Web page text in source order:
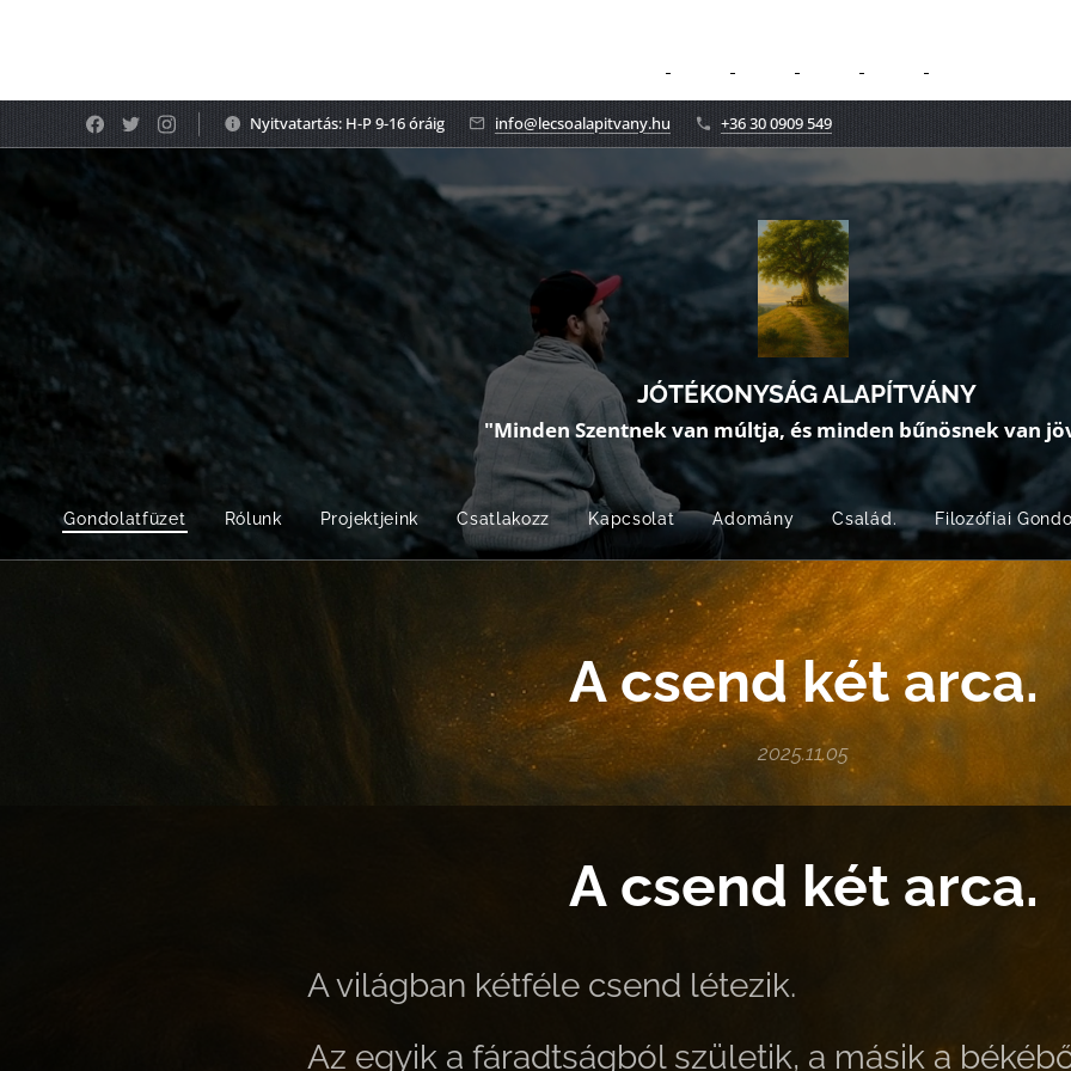
Nyitvatartás: H-P 9-16 óráig info@lecsoalapitvany.hu +36 30 0909 549
JÓTÉKONYSÁG ALAPÍTVÁNY
"Minden Szentnek van múltja, és minden bűnösnek van
Gondolatfüzet Rólunk Projektjeink Csatlakozz Kapcsolat Adomány Család. Filozófiai
A csend két arca.
2025.11.05
A csend két arca.
A világban kétféle csend létezik.
Az egyik a fáradtságból születik, a másik a